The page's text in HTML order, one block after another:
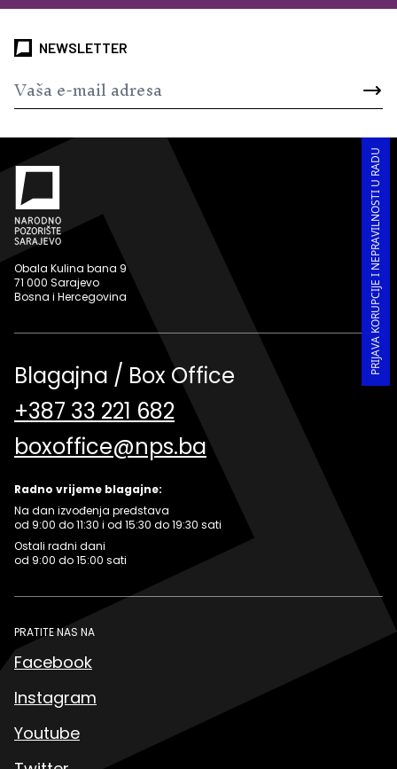
NEWSLETTER
PRIJAVA KORUPCIJE I NEPRAVILNOSTI U RADU
Obala Kulina bana 9
71 000 Sarajevo
Bosna i Hercegovina
Blagajna / Box Office
+387 33 221 682
boxoffice@nps.ba
Radno vrijeme blagajne:
Na dan izvođenja predstava
od 9:00 do 11:30 i od 15:30 do 19:30 sati
Ostali radni dani
od 9:00 do 15:00 sati
PRATITE NAS NA
Facebook
Instagram
Youtube